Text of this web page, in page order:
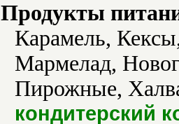
Продукты
Карамель,
Мармелад,
Пирожные,
кондитерский